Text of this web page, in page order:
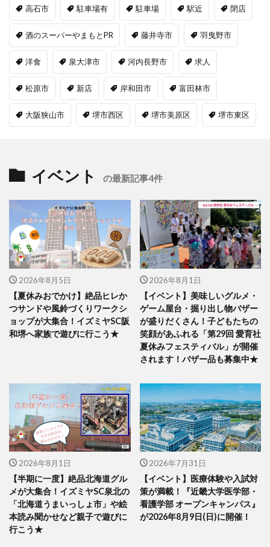
高石市 駐車場有 駐車場 駅近 閉店
酒のスーパーやまもとPR 藤井寺市 羽曳野市
洋食 泉大津市 河内長野市 求人
松原市 新店 岸和田市 富田林市
大阪狭山市 堺市西区 堺市美原区 堺市東区
イベント の最新記事4件
2026年8月5日
【夏休みおでかけ】絶品ヒレか
つサンドや風鈴づくりワークシ
ョップが大集合！イズミヤSC阪
和堺へ家族で遊びに行こう★
2026年8月1日
【イベント】美味しいグルメ・
ゲーム屋台・掘り出し物バザー
が盛りだくさん！子どもたちの
笑顔があふれる「第29回 愛育社
夏休みフェスティバル」が開催
されます！バザー品も募集中★
2026年8月1日
【半期に一度】絶品北海道グル
メが大集合！イズミヤSC泉北の
「北海道うまいっしょ市」や絵
本読み聞かせなど親子で遊びに
行こう★
2026年7月31日
【イベント】医療体験や入試対
策が満載！『近畿大学医学部・
看護学部 オープンキャンパス』
が2026年8月9日(日)に開催！